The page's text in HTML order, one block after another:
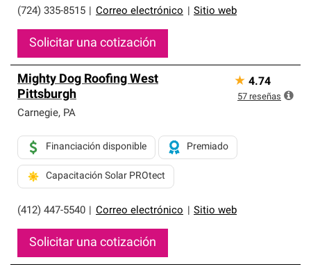
(724) 335-8515 Correo electrónico Sitio web
Solicitar una cotización
Mighty Dog Roofing West
Pittsburgh
Carnegie, PA
(412) 447-5540 Correo electrónico Sitio web
Financiación disponible Premiado
Capacitación Solar PROtect
Solicitar una cotización
★ 4.74
57 reseñas